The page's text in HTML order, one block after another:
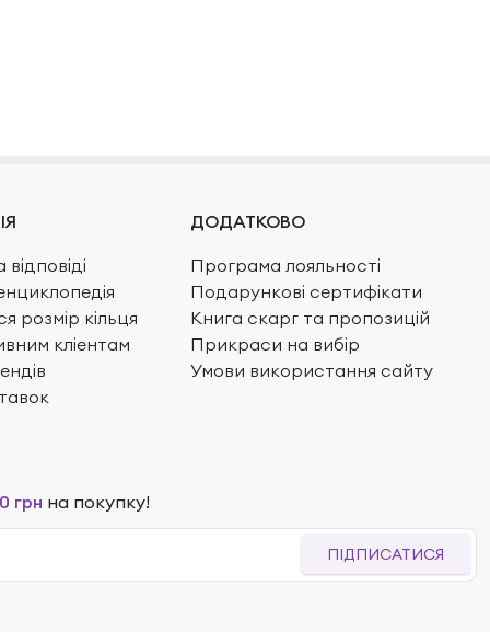
розмір кільця
кліентам
ДОДАТКОВО
Програма лояльності
Подарункові сертифікати
Книга скарг та пропозицій
Прикраси на вибір
Умови використання сайту
грн на покупку!
ПІДПИСАТИСЯ